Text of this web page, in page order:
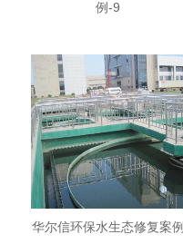
例-9
华尔信环保水生态修复案例